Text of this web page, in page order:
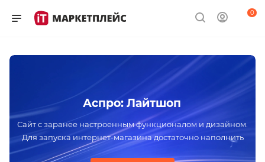
0
Аспро: Лайтшоп
Сайт с заранее настроенным функционалом и дизайном.
Для запуска интернет-магазина достаточно наполнить
проект контентом